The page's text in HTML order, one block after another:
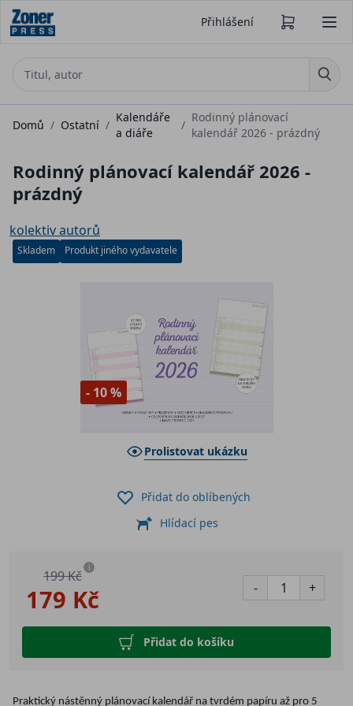
Přihlášení
Domů / Ostatní /
Kalendáře
a diáře
/
Rodinný plánovací
kalendář 2026 - prázdný
Rodinný plánovací kalendář 2026 -
prázdný
kolektiv autorů
Skladem Produkt jiného vydavatele
- 10 %
Prolistovat ukázku
179 Kč
199 Kč i
- +
Přidat do košíku
Přidat do oblíbených
Hlídací pes
Praktický nástěnný plánovací kalendář na tvrdém papíru až pro 5